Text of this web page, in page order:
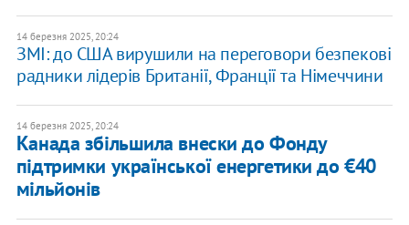
14 березня 2025, 20:24
ЗМІ: до США вирушили на переговори безпекові
радники лідерів Британії, Франції та Німеччини
14 березня 2025, 20:24
Канада збільшила внески до Фонду
підтримки української енергетики до €40
мільйонів